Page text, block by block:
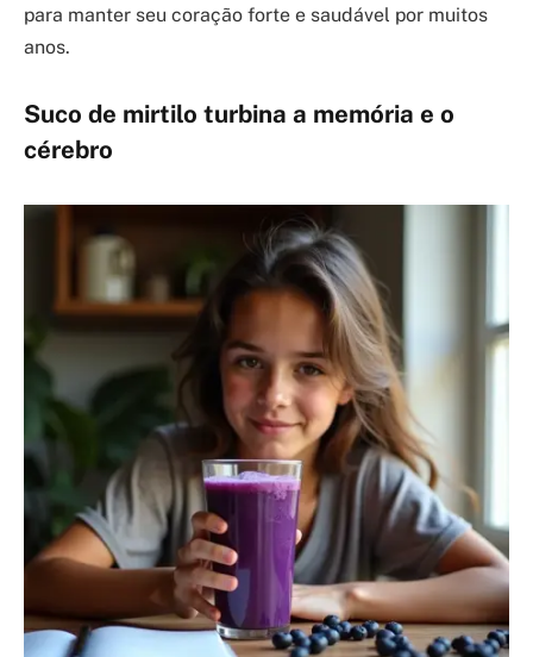
para manter seu coração forte e saudável por muitos
anos.
Suco de mirtilo turbina a memória e o
cérebro